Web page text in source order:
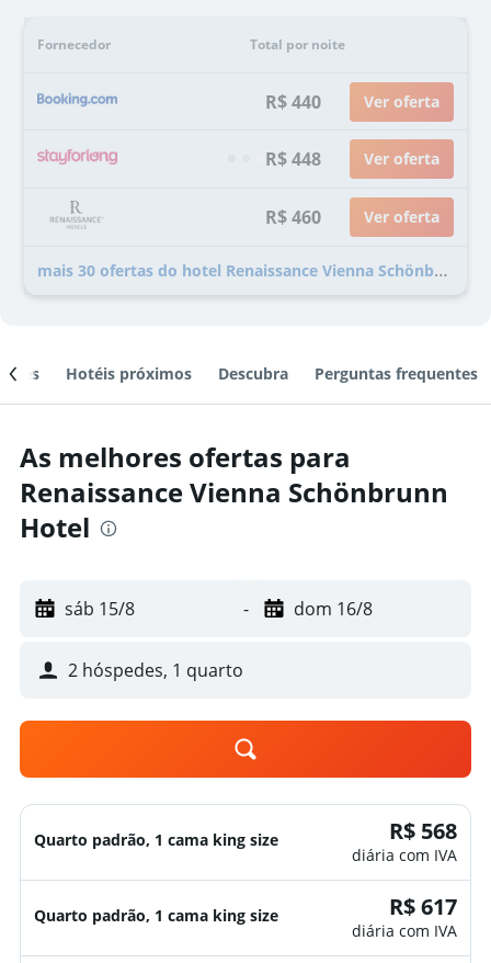
Fornecedor Total por noite
R$ 440 Ver oferta
R$ 448 Ver oferta
R$ 460 Ver oferta
mais 30 ofertas do hotel Renaissance Vienna Schönbrunn Hotel
Hotéis próximos Descubra Perguntas frequentes
As melhores ofertas para
Renaissance Vienna Schönbrunn
Hotel
sáb 15/8 - dom 16/8
2 hóspedes, 1 quarto
Quarto padrão, 1 cama king size R$ 568
diária com IVA
Quarto padrão, 1 cama king size R$ 617
diária com IVA